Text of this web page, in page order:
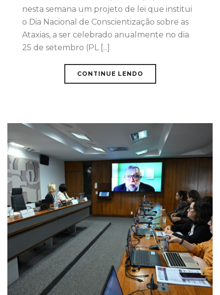
nesta semana um projeto de lei que institui
o Dia Nacional de Conscientização sobre as
Ataxias, a ser celebrado anualmente no dia
25 de setembro (PL [...]
CONTINUE LENDO